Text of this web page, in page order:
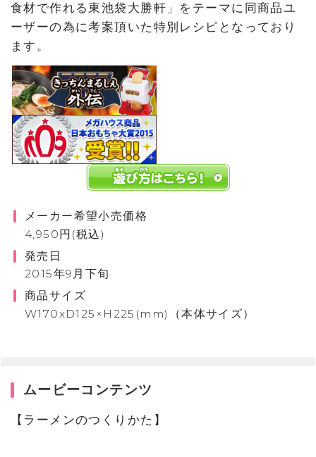
食材で作れる東池袋大勝軒」をテーマに同商品ユ
ーザーの為に考案頂いた特別レシピとなっており
ます。
メーカー希望小売価格
4,950円(税込)
発売日
2015年9月下旬
商品サイズ
W170xD125×H225(mm)（本体サイズ）
ムービーコンテンツ
【ラーメンのつくりかた】